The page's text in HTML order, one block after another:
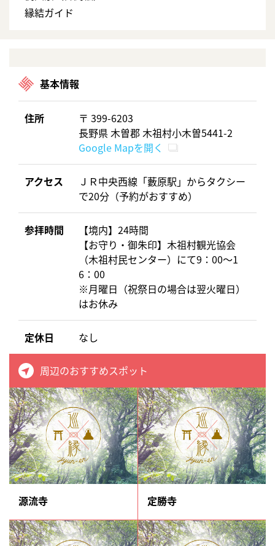
縁結ガイド
基本情報
住所
〒 399-6203
長野県 木曽郡 木祖村小木曽5441-2
Google Mapを開く
アクセス
ＪＲ中央西線「藪原駅」からタクシー
で20分（予約がおすすめ）
参拝時間
【境内】24時間
【お守り・御朱印】木祖村観光協会
（木祖村民センター）にて9：00～1
6：00
※月曜日（祝祭日の場合は翌火曜日）
はお休み
定休日 なし
周辺のおすすめスポット
源流寺 定勝寺